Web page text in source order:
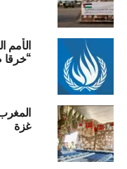
الأمم
“خرقا
غزة